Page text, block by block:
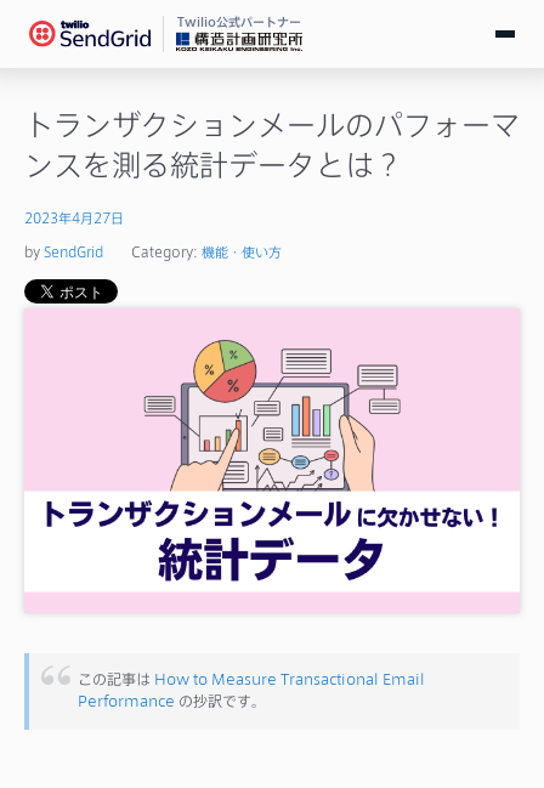
Twilio公式パートナー
ログイン
SendGridとは
料金
ドキュメント
トランザクションメールのパフォーマ
ンスを測る統計データとは？
2023年4月27日
by SendGrid Category: 機能・使い方
この記事は How to Measure Transactional Email
Performance の抄訳です。